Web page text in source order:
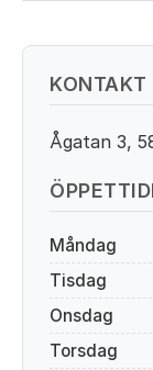
KONTAKT
Ågatan 3,
Måndag
Tisdag
Onsdag
Torsdag